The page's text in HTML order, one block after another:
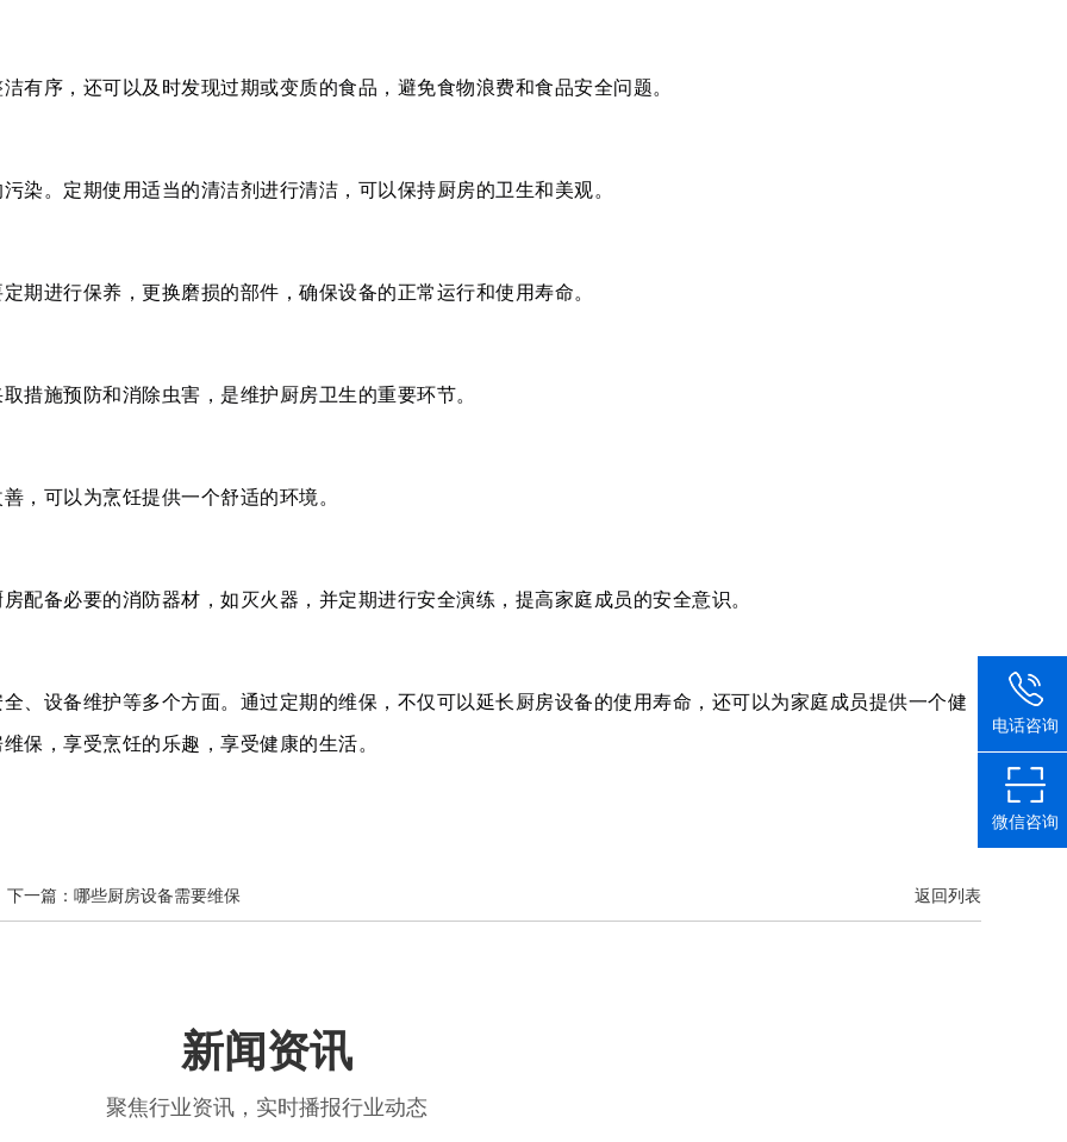
有序，还可以及时发现过期或变质的食品，避免食物浪费和食品安全问题。
染。定期使用适当的清洁剂进行清洁，可以保持厨房的卫生和美观。
期进行保养，更换磨损的部件，确保设备的正常运行和使用寿命。
措施预防和消除虫害，是维护厨房卫生的重要环节。
，可以为烹饪提供一个舒适的环境。
配备必要的消防器材，如灭火器，并定期进行安全演练，提高家庭成员的安全意识。
、设备维护等多个方面。通过定期的维保，不仅可以延长厨房设备的使用寿命，还可以为家庭成员提供一个健
保，享受烹饪的乐趣，享受健康的生活。
下一篇： 哪些厨房设备需要维保 返回列表
新闻资讯
聚焦行业资讯，实时播报行业动态
电话咨询
微信咨询